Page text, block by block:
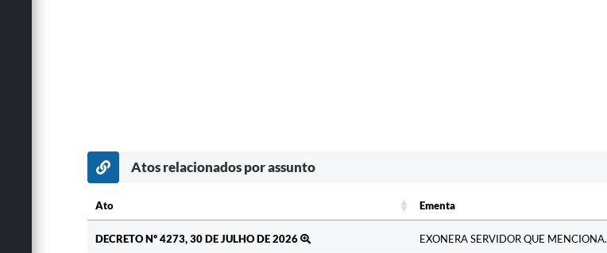
Atos relacionados por assunto
Ato Ementa
DECRETO Nº 4273, 30 DE JULHO DE 2026
EXONERA SERVIDOR QUE MENCIONA.